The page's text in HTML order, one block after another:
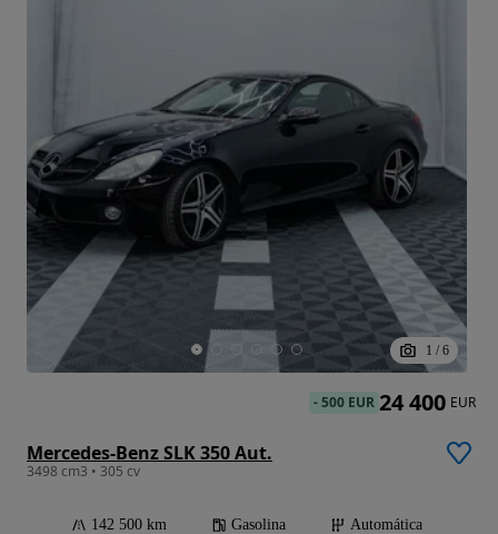
1 / 6
Mercedes-Benz SLK 350 Aut.
3498 cm3 • 305 cv
142 500 km Gasolina
Automática
-500 EUR 24 400 EUR